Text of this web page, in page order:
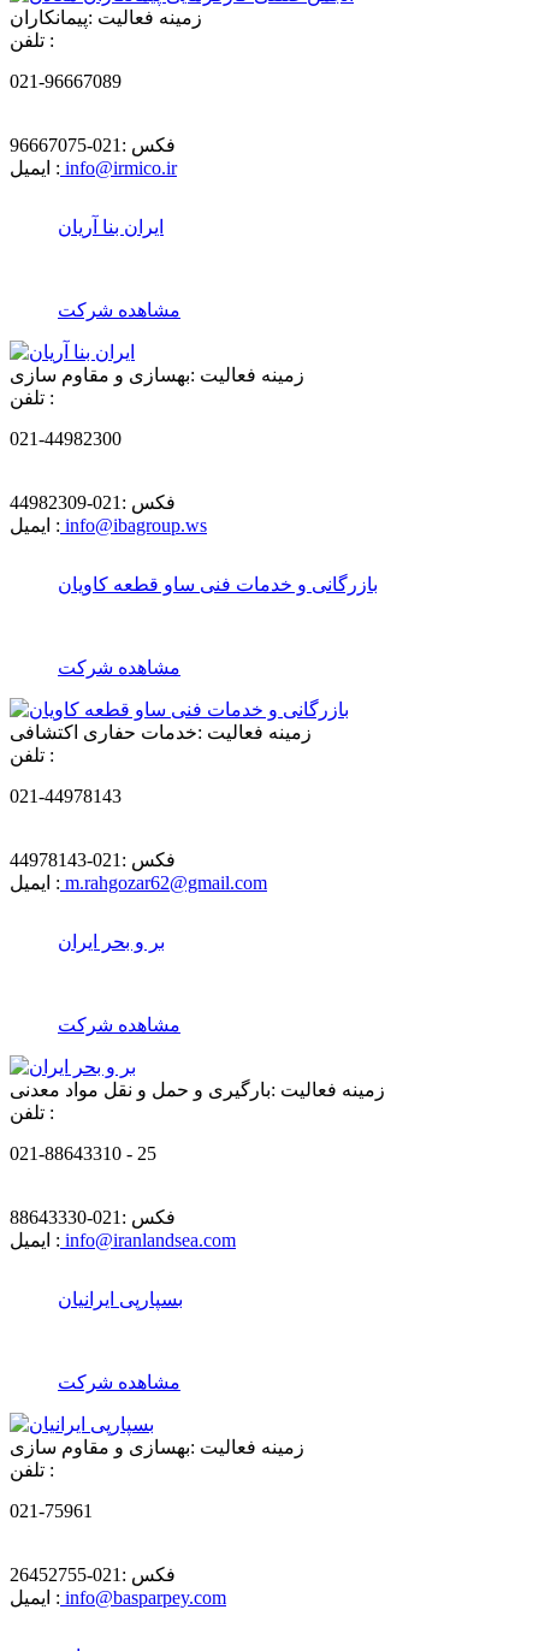
زمینه فعالیت :پیمانکاران
تلفن :
021-96667089
فکس : 021-96667075
ایمیل : info@irmico.ir
ایران بنا آریان
مشاهده شرکت
زمینه فعالیت :بهسازی و مقاوم سازی
تلفن :
021-44982300
فکس : 021-44982309
ایمیل : info@ibagroup.ws
بازرگانی و خدمات فنی ساو قطعه کاویان
مشاهده شرکت
زمینه فعالیت :خدمات حفاری اکتشافی
تلفن :
021-44978143
فکس : 021-44978143
ایمیل : m.rahgozar62@gmail.com
بر و بحر ایران
مشاهده شرکت
زمینه فعالیت :بارگیری و حمل و نقل مواد معدنی
تلفن :
021-88643310 - 25
فکس : 021-88643330
ایمیل : info@iranlandsea.com
بسپارپی ایرانیان
مشاهده شرکت
زمینه فعالیت :بهسازی و مقاوم سازی
تلفن :
021-75961
فکس : 021-26452755
ایمیل : info@basparpey.com